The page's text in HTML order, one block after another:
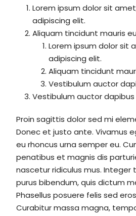
Lorem ipsum dolor sit
adipiscing elit.
Aliquam tincidunt mauris
Lorem ipsum dolor sit
adipiscing elit.
Aliquam tincidunt
Vestibulum auctor
Vestibulum auctor dapibus
Proin sagittis dolor sed mi
Donec et justo ante. Vivamus
eu rhoncus urna semper eu.
penatibus et magnis dis
nascetur ridiculus mus. Integer
purus bibendum, quis dictum
Phasellus posuere felis sed
Curabitur massa magna,